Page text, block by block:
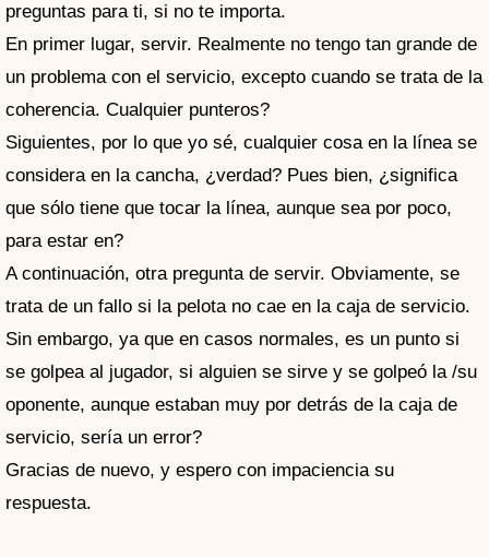
preguntas para ti, si no te importa.
En primer lugar, servir. Realmente no tengo tan grande de
un problema con el servicio, excepto cuando se trata de la
coherencia. Cualquier punteros?
Siguientes, por lo que yo sé, cualquier cosa en la línea se
considera en la cancha, ¿verdad? Pues bien, ¿significa
que sólo tiene que tocar la línea, aunque sea por poco,
para estar en?
A continuación, otra pregunta de servir. Obviamente, se
trata de un fallo si la pelota no cae en la caja de servicio.
Sin embargo, ya que en casos normales, es un punto si
se golpea al jugador, si alguien se sirve y se golpeó la /su
oponente, aunque estaban muy por detrás de la caja de
servicio, sería un error?
Gracias de nuevo, y espero con impaciencia su
respuesta.